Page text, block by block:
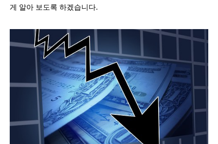
게 알아 보도록 하겠습니다.